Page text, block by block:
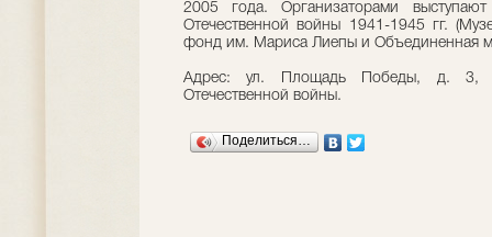
2005 года. Организаторами
Отечественной войны 1941-1945 гг.
фонд им. Мариса Лиепы и Объединенная
Адрес: ул. Площадь Победы, д. 3,
Отечественной войны.
Поделиться…